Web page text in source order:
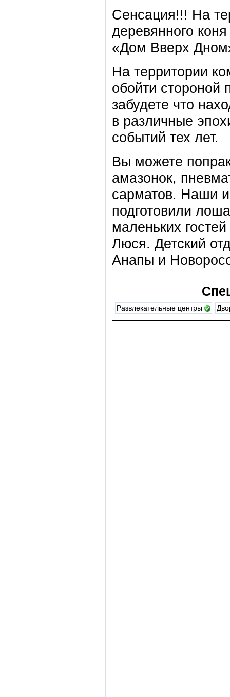
Сенсация!!! На
деревянного
«Дом Вверх
На территории
обойти стороной
забудете что
в различные
событий тех лет.
Вы можете
амазонок,
сарматов. Наши
подготовили
маленьких
Люся. Детский
Анапы и
Развлекательные центры